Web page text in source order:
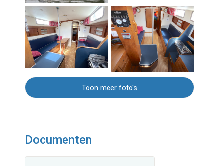
Toon meer foto's
Documenten